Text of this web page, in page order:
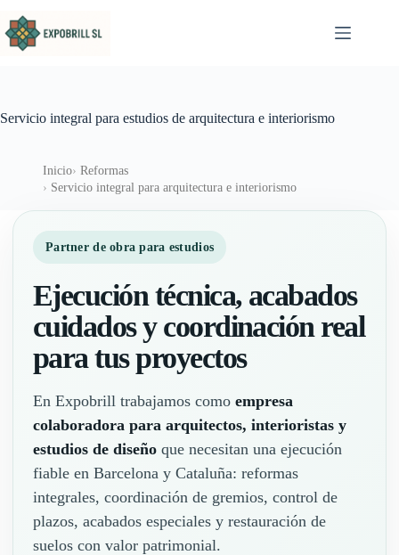
Servicio integral para estudios de arquitectura e interiorismo
Inicio
Reformas
Servicio integral para arquitectura e interiorismo
Partner de obra para estudios
Ejecución técnica, acabados
cuidados y coordinación real
para tus proyectos
En Expobrill trabajamos como empresa
colaboradora para arquitectos, interioristas y
estudios de diseño que necesitan una ejecución
fiable en Barcelona y Cataluña: reformas
integrales, coordinación de gremios, control de
plazos, acabados especiales y restauración de
suelos con valor patrimonial.